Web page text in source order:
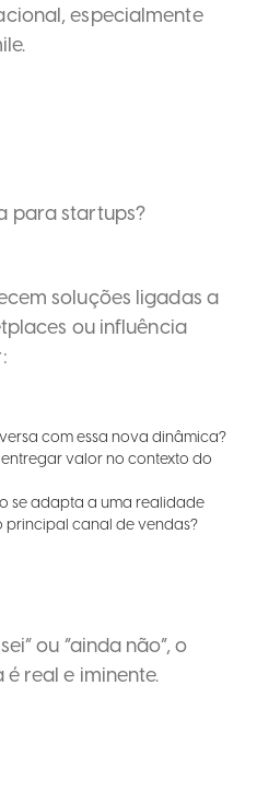
especialmente
para startups?
soluções ligadas a
ou influência
com essa nova dinâmica?
valor no contexto do
se adapta a uma realidade
principal canal de vendas?
ou “ainda não”, o
real e iminente.